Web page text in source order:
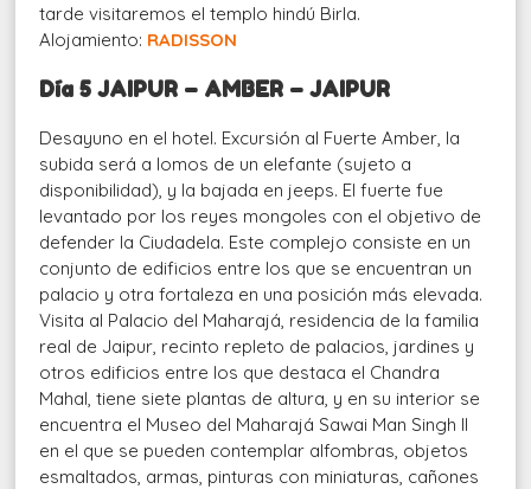
tarde visitaremos el templo hindú Birla.
Alojamiento: RADISSON
Día 5 JAIPUR – AMBER – JAIPUR
Desayuno en el hotel. Excursión al Fuerte Amber, la
subida será a lomos de un elefante (sujeto a
disponibilidad), y la bajada en jeeps. El fuerte fue
levantado por los reyes mongoles con el objetivo de
defender la Ciudadela. Este complejo consiste en un
conjunto de edificios entre los que se encuentran un
palacio y otra fortaleza en una posición más elevada.
Visita al Palacio del Maharajá, residencia de la familia
real de Jaipur, recinto repleto de palacios, jardines y
otros edificios entre los que destaca el Chandra
Mahal, tiene siete plantas de altura, y en su interior se
encuentra el Museo del Maharajá Sawai Man Singh II
en el que se pueden contemplar alfombras, objetos
esmaltados, armas, pinturas con miniaturas, cañones